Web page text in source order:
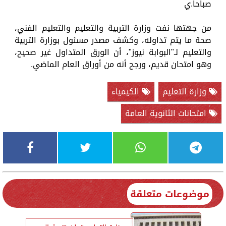
صباحا.ي
من جهتها نفت وزارة التربية والتعليم والتعليم الفني،
صحة ما يتم تداوله، وكشف مصدر مسئول بوزارة التربية
والتعليم لـ"البوابة نيوز"، أن الورق المتداول غير صحيح،
وهو امتحان قديم، ورجح أنه من أوراق العام الماضي.
وزارة التعليم
الكيمياء
امتحانات الثانوية العامة
موضوعات متعلقة